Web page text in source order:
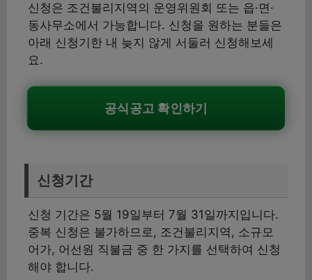
신청은 조건불리지역의 운영위원회 또는 읍·면·
동사무소에서 가능합니다. 신청을 원하는 분들은
아래 신청기한 내 늦지 않게 서둘러 신청해보세
요.
공식공고 확인하기
신청기간
신청 기간은 5월 19일부터 7월 31일까지입니다.
중복 신청은 불가하므로, 조건불리지역, 소규모
어가, 어선원 직불금 중 한 가지를 선택하여 신청
해야 합니다.